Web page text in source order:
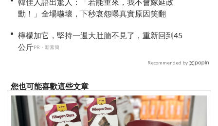
勳！」全場嚇壞，下秒哀怨曝真實原因笑翻
檸檬加它，堅持一週大肚腩不見了，重新回到45
公斤PR・新素簡
Recommended by
您也可能喜歡這些文章